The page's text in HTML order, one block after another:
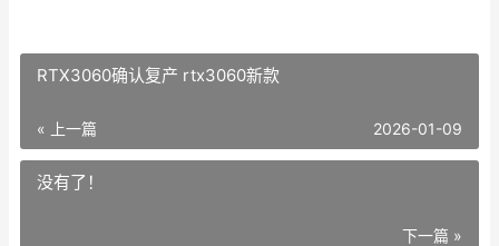
RTX3060确认复产 rtx3060新款
« 上一篇 2026-01-09
没有了！
下一篇 »